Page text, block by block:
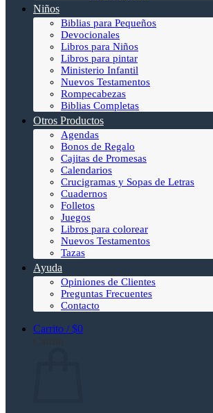
Niños
Biblias para Pequeños
Devocionales
Libros para Niños
Libros para pintar
Ministerio Infantil
Nuevos Testamentos
Rompecabezas
Biblias Completas
Otros Productos
Agendas
Bonos de Regalo
Cajitas de Promesas
Calendarios
Crucigramas y Sopas de Letras
Cuadernos
Folletos
Juegos
Libros para colorear
Nuevos Testamentos
Tazas
Ayuda
Opiniones de Clientes
Preguntas Frecuentes
Contacto
Carrito /$0
Carrito